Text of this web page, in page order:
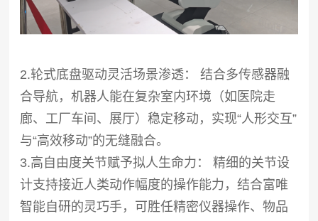
2.轮式底盘驱动灵活场景渗透： 结合多传感器融
合导航，机器人能在复杂室内环境（如医院走
廊、工厂车间、展厅）稳定移动，实现“人形交互”
与“高效移动”的无缝融合。
3.高自由度关节赋予拟人生命力： 精细的关节设
计支持接近人类动作幅度的操作能力，结合富唯
智能自研的灵巧手，可胜任精密仪器操作、物品